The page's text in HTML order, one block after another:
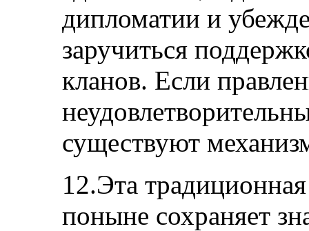
дипломатии и
заручиться
кланов. Если
существуют
12.Эта
поныне сохраняет